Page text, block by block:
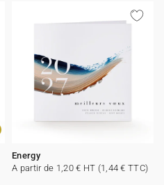
Energy
A partir de 1,20 € HT (1,44 € TTC)